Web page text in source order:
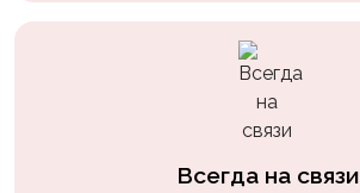
Всегда на связи